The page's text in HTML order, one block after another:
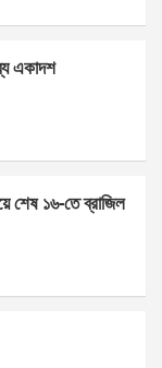
একাদশ
শেষ ১৬-তে ব্রাজিল